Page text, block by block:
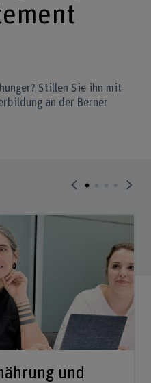
Stillen Sie ihn mit
an der Berner
und